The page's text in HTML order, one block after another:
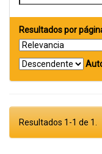
Resultados por
Resultados 1-1 de 1.